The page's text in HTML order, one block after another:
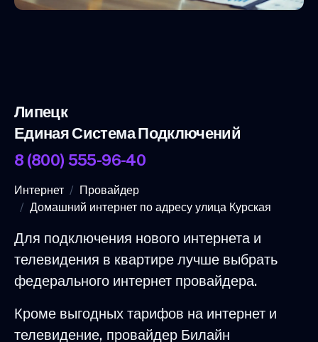
Липецк
Единая Система Подключений
8 (800) 555-96-40
Интернет
Провайдер
Домашний интернет по адресу улица Курская
Для подключения нового интернета и
телевидения в квартире лучше выбрать
федерального интернет провайдера.
Кроме выгодных тарифов на интернет и
телевидение, провайдер Билайн